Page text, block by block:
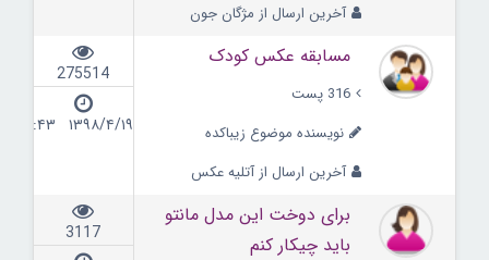
آخرین ارسال از مژگان جون
مسابقه عکس کودک
316 پست
نویسنده موضوع زیباکده
آخرین ارسال از آتلیه عکس
275514
۱۳۹۸/۴/۱۹ ۱۱:۴۳
برای دوخت این مدل مانتو
باید چیکار کنم
3117